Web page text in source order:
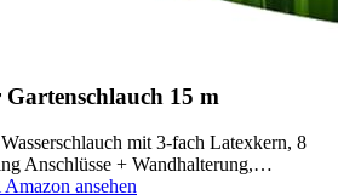
15 m
mit 3-fach Latexkern, 8
Anschlüsse + Wandhalterung,…
Amazon ansehen